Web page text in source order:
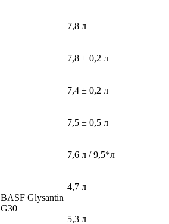
BASF Glysantin
G30
7,8 л
7,8 ± 0,2 л
7,4 ± 0,2 л
7,5 ± 0,5 л
7,6 л / 9,5*л
4,7 л
5,3 л